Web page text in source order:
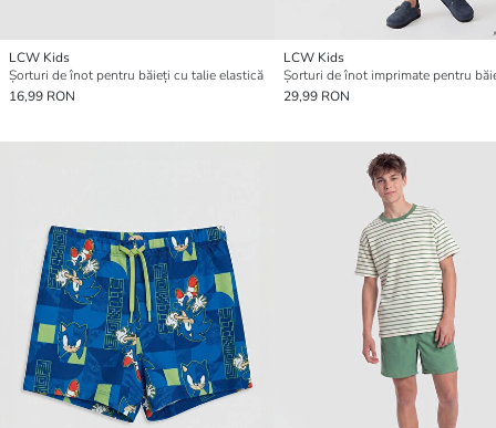
LCW Kids
Șorturi de înot pentru băieți cu talie elastică
16,99 RON
LCW Kids
Șorturi de înot imprimate pentru
29,99 RON